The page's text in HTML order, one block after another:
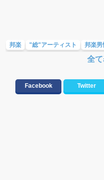
邦楽 "総"アーティスト 邦楽男
ラブソング(恋愛ソ
元気が出る歌・やる気が出る曲・
全
Facebook Twitter